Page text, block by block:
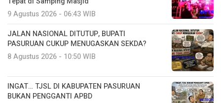
9 Agustus 2026 - 06:43 WIB
JALAN NASIONAL DITUTUP, BUPATI
PASURUAN CUKUP MENUGASKAN SEKDA?
8 Agustus 2026 - 10:50 WIB
INGAT… TJSL DI KABUPATEN PASURUAN
BUKAN PENGGANTI APBD